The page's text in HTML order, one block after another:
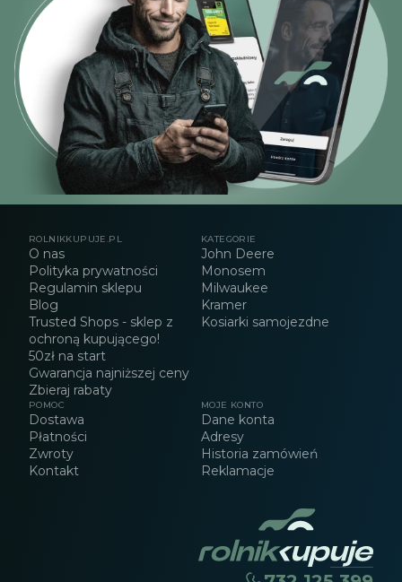
ROLNIKKUPUJE.PL
O nas
Polityka prywatności
Regulamin sklepu
Blog
Trusted Shops - sklep z
ochroną kupującego!
50zł na start
Gwarancja najniższej ceny
Zbieraj rabaty
KATEGORIE
John Deere
Monosem
Milwaukee
Kramer
Kosiarki samojezdne
POMOC
Dostawa
Płatności
Zwroty
Kontakt
MOJE KONTO
Dane konta
Adresy
Historia zamówień
Reklamacje